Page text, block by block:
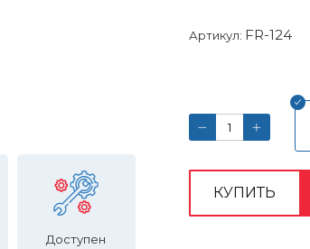
Доступен
Артикул: FR-124
КУПИТЬ